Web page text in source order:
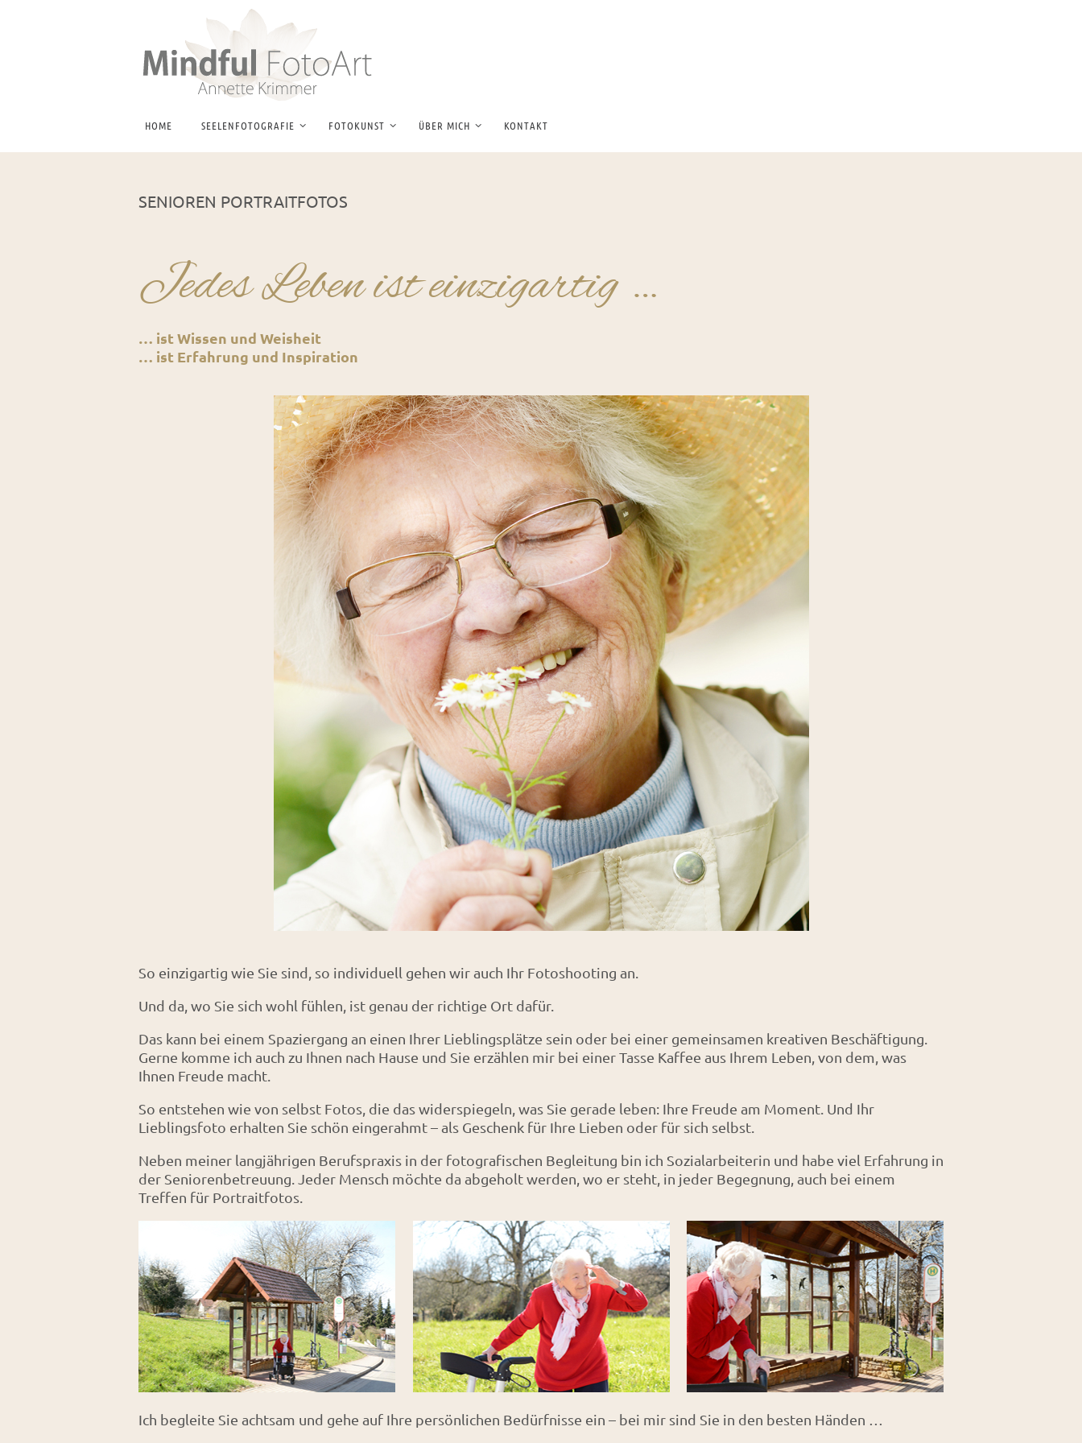
HOME SEELENFOTOGRAFIE FOTOKUNST ÜBER MICH KONTAKT
SENIOREN PORTRAITFOTOS
Jedes Leben ist einzigartig …
… ist Wissen und Weisheit
… ist Erfahrung und Inspiration
So einzigartig wie Sie sind, so individuell gehen wir auch Ihr Fotoshooting an.
Und da, wo Sie sich wohl fühlen, ist genau der richtige Ort dafür.
Das kann bei einem Spaziergang an einen Ihrer Lieblingsplätze sein oder bei einer gemeinsamen kreativen Beschäftigung.
Gerne komme ich auch zu Ihnen nach Hause und Sie erzählen mir bei einer Tasse Kaffee aus Ihrem Leben, von dem, was
Ihnen Freude macht.
So entstehen wie von selbst Fotos, die das widerspiegeln, was Sie gerade leben: Ihre Freude am Moment. Und Ihr
Lieblingsfoto erhalten Sie schön eingerahmt – als Geschenk für Ihre Lieben oder für sich selbst.
Neben meiner langjährigen Berufspraxis in der fotografischen Begleitung bin ich Sozialarbeiterin und habe viel Erfahrung in
der Seniorenbetreuung. Jeder Mensch möchte da abgeholt werden, wo er steht, in jeder Begegnung, auch bei einem
Treffen für Portraitfotos.
Ich begleite Sie achtsam und gehe auf Ihre persönlichen Bedürfnisse ein – bei mir sind Sie in den besten Händen …